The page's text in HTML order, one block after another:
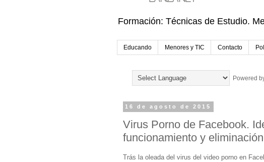
Formación: Técnicas de Estudio.
Educando Menores y TIC Contacto
Powered
16 de agosto de 2015
Virus Porno de Facebook.
funcionamiento y
Trás la oleada del virus del video porno en